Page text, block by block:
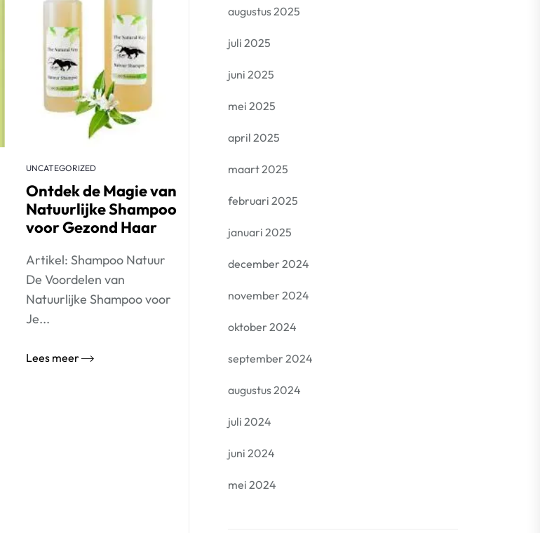
UNCATEGORIZED
Ontdek de Magie van
Natuurlijke Shampoo
voor Gezond Haar
Artikel: Shampoo Natuur
De Voordelen van
Natuurlijke Shampoo voor
Je...
Lees meer
augustus 2025
juli 2025
juni 2025
mei 2025
april 2025
maart 2025
februari 2025
januari 2025
december 2024
november 2024
oktober 2024
september 2024
augustus 2024
juli 2024
juni 2024
mei 2024